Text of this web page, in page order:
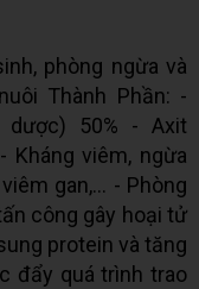
phòng ngừa và
Thành Phần: -
dược) 50% - Axit
Kháng viêm, ngừa
gan,… - Phòng
công gây hoại tử
protein và tăng
đẩy quá trình trao